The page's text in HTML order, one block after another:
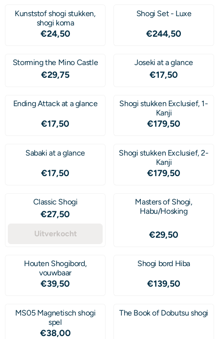
Kunststof shogi stukken,
shogi koma
Prijs: 24,50
€24,50
Shogi Set - Luxe
Prijs: 244,50
€244,50
Storming the Mino Castle
Prijs: 29,75
€29,75
Joseki at a glance
Prijs: 17,50
€17,50
Ending Attack at a glance
Prijs: 17,50
€17,50
Shogi stukken Exclusief, 1-
Kanji
Prijs: 179,50
€179,50
Sabaki at a glance
Prijs: 17,50
€17,50
Shogi stukken Exclusief, 2-
Kanji
Prijs: 179,50
€179,50
Classic Shogi
Prijs: 27,50
€27,50
Uitverkocht
Masters of Shogi,
Habu/Hosking
Prijs: 29,50
€29,50
Houten Shogibord,
vouwbaar
Prijs: 39,50
€39,50
Shogi bord Hiba
Prijs: 139,50
€139,50
MS05 Magnetisch shogi
spel
Prijs: 38,00
€38,00
The Book of Dobutsu shogi